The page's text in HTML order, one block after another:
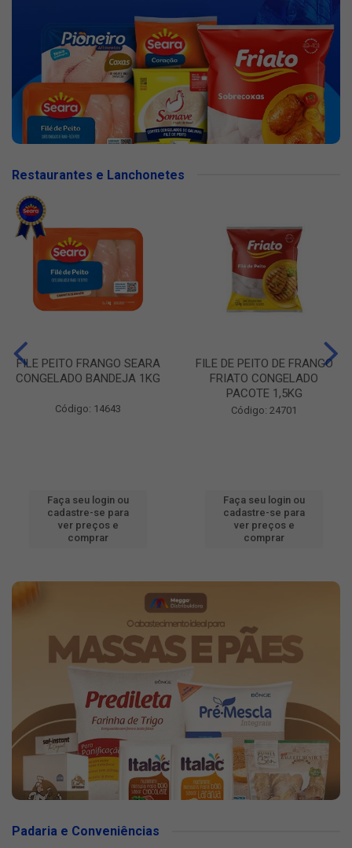
Restaurantes e Lanchonetes
FILE PEITO FRANGO SEARA
CONGELADO BANDEJA 1KG
Código: 14643
Faça seu login ou
cadastre-se para
ver preços e
comprar
FILE DE PEITO DE FRANGO
FRIATO CONGELADO
PACOTE 1,5KG
Código: 24701
Faça seu login ou
cadastre-se para
ver preços e
comprar
Padaria e Conveniências